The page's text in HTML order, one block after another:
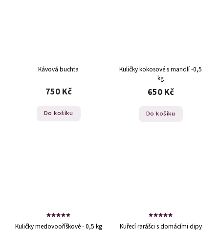
Kávová buchta
750 Kč
Do košíku
Kuličky kokosové s mandlí -0,5
kg
650 Kč
Do košíku
Kuličky medovooříškové - 0,5 kg Kuřecí rarášci s domácími dipy